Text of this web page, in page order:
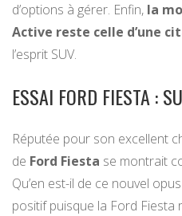
d’options à gérer. Enfin, la
Active reste celle d’une
l’esprit SUV.
ESSAI FORD FIESTA :
Réputée pour son excellent
de Ford Fiesta se montrait
Qu’en est-il de ce nouvel
positif puisque la Ford Fiesta